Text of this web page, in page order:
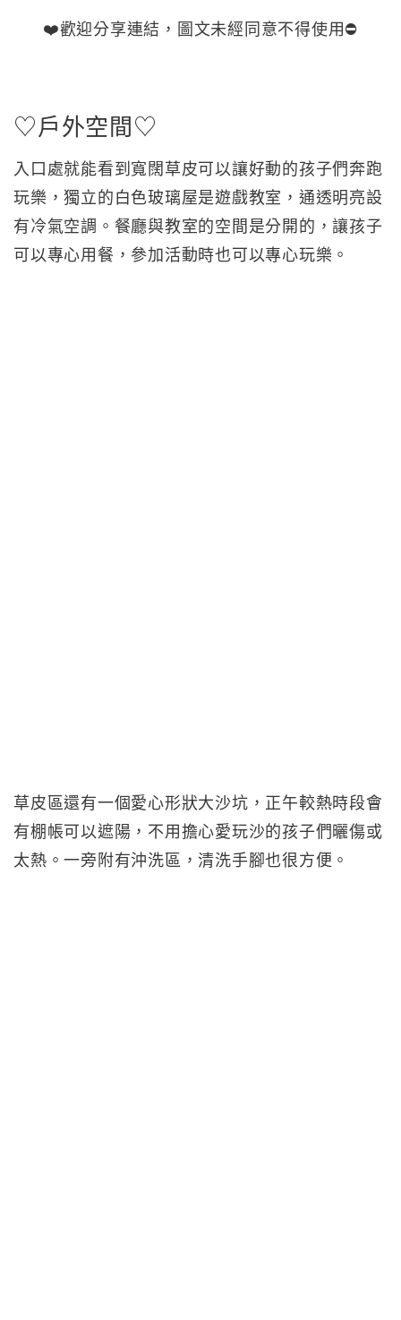
❤️歡迎分享連結，圖文未經同意不得使用⛔️
♡戶外空間♡
入口處就能看到寬闊草皮可以讓好動的孩子們奔跑
玩樂，獨立的白色玻璃屋是遊戲教室，通透明亮設
有冷氣空調。餐廳與教室的空間是分開的，讓孩子
可以專心用餐，參加活動時也可以專心玩樂。
草皮區還有一個愛心形狀大沙坑，正午較熱時段會
有棚帳可以遮陽，不用擔心愛玩沙的孩子們曬傷或
太熱。一旁附有沖洗區，清洗手腳也很方便。